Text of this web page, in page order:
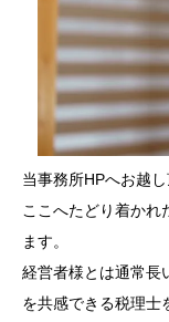
当事務所HPへお越
ここへたどり着かれ
ます。
経営者様とは通常長
を共感できる税理士